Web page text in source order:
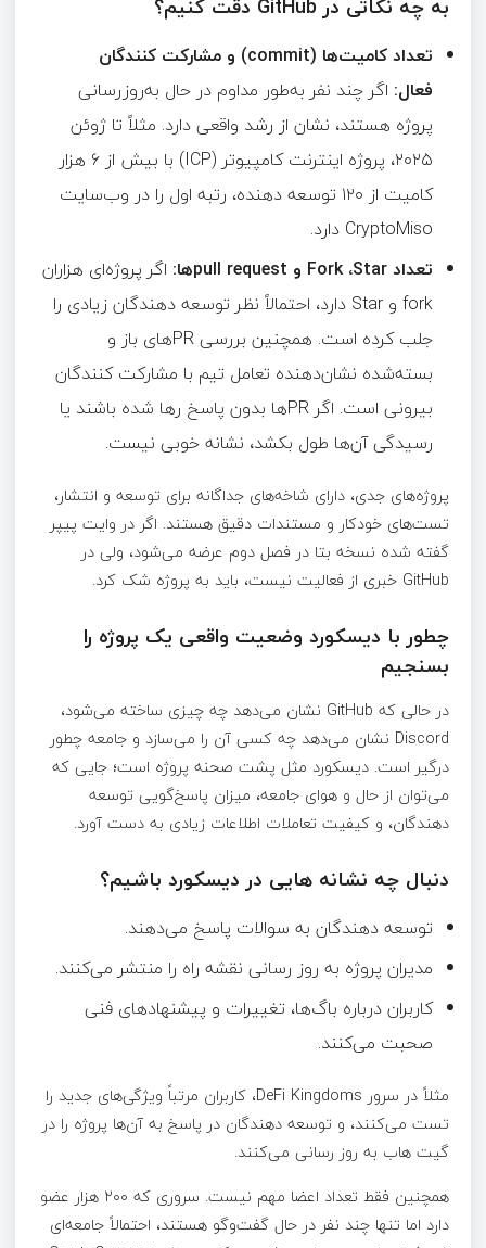
تعداد کامیت‌ها (commit) و مشارکت کنندگان
فعال: اگر چند نفر به‌طور مداوم در حال به‌روزرسانی
پروژه هستند، نشان از رشد واقعی دارد. مثلاً تا ژوئن
۲۰۲۵، پروژه اینترنت کامپیوتر (ICP) با بیش از ۶ هزار
کامیت‌ از ۱۲۰ توسعه دهنده، رتبه اول را در وب‌سایت
CryptoMiso دارد.
تعداد Fork ،Star و pull requestها:
اگر پروژه‌ای هزاران
fork و Star دارد، احتمالاً نظر توسعه دهندگان زیادی را
جلب کرده است. همچنین بررسی PRهای باز و
بسته‌شده نشان‌دهنده تعامل تیم با مشارکت‌ کنندگان
بیرونی است. اگر PRها بدون پاسخ رها شده باشند یا
رسیدگی آن‌ها طول بکشد، نشانه خوبی نیست.
پروژه‌های جدی، دارای شاخه‌های جداگانه برای توسعه و انتشار،
تست‌های خودکار و مستندات دقیق هستند. اگر در وایت پیپر
گفته شده نسخه بتا در فصل دوم عرضه می‌شود، ولی در
GitHub خبری از فعالیت نیست، باید به پروژه شک کرد.
چطور با دیسکورد وضعیت واقعی یک پروژه را
بسنجیم
در حالی که GitHub نشان می‌دهد چه چیزی ساخته می‌شود،
Discord نشان می‌دهد چه کسی آن را می‌سازد و جامعه چطور
درگیر است. دیسکورد مثل پشت صحنه پروژه است؛ جایی که
می‌توان از حال و هوای جامعه، میزان پاسخ‌گویی توسعه
دهندگان، و کیفیت تعاملات اطلاعات زیادی به دست آورد.
دنبال چه نشانه هایی در دیسکورد باشیم؟
توسعه دهندگان به سوالات پاسخ می‌دهند.
مدیران پروژه به‌ روز رسانی نقشه راه را منتشر می‌کنند.
کاربران درباره باگ‌ها، تغییرات و پیشنهادهای فنی
صحبت می‌کنند.
مثلاً در سرور DeFi Kingdoms، کاربران مرتباً ویژگی‌های جدید را
تست می‌کنند، و توسعه دهندگان در پاسخ به آن‌ها پروژه را در
گیت هاب به‌ روز رسانی می‌کنند.
همچنین فقط تعداد اعضا مهم نیست. سروری که ۲۰۰ هزار عضو
دارد اما تنها چند نفر در حال گفت‌وگو هستند، احتمالاً جامعه‌ای